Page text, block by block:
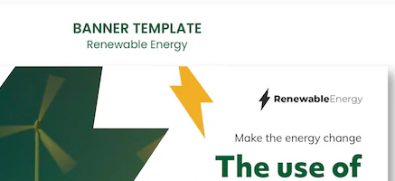
deine beste
Mehr als 1 Million
Unternehmen,
Produkte
Spaces
KI-Assistent
KI-Bildgenerator
Loslegen
Dokumentation
Support